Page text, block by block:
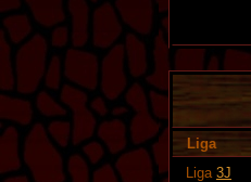
Liga
Liga 3J